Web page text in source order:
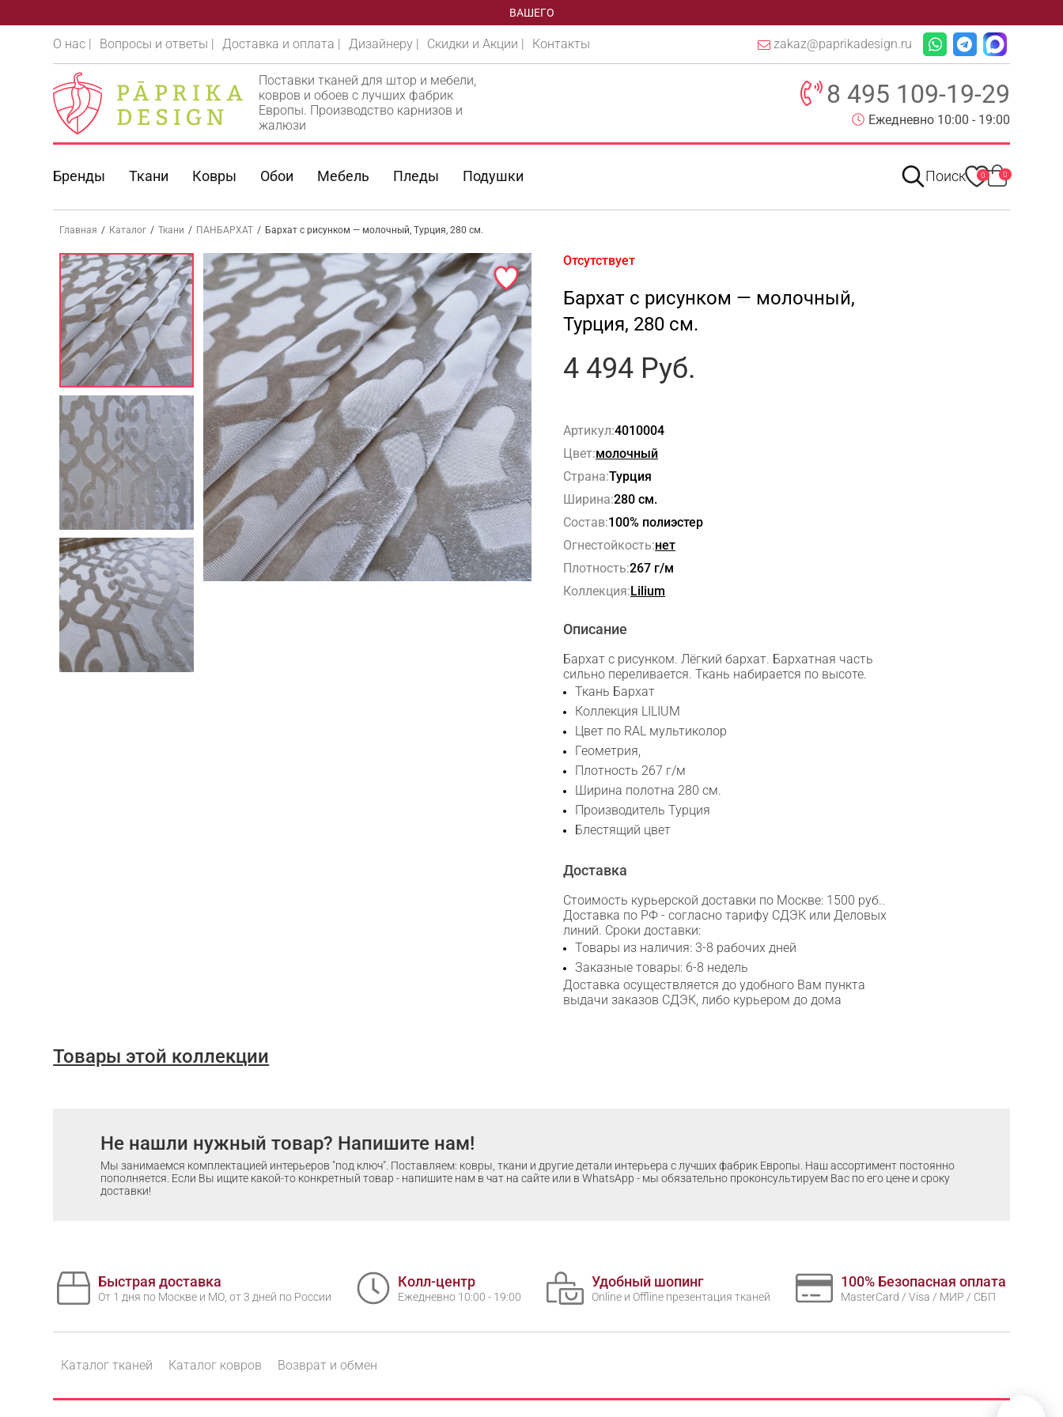
ВАШЕГО
О нас | Вопросы и ответы | Доставка и оплата | Дизайнеру | Скидки и Акции | Контакты zakaz@paprikadesign.ru
Поставки тканей для штор и мебели,
ковров и обоев с лучших фабрик
Европы. Производство карнизов и
жалюзи
8 495 109-19-29
Ежедневно 10:00 - 19:00
Бренды Ткани Ковры Обои Мебель Пледы Подушки Поиск 0 0
Главная / Каталог / Ткани / ПАНБАРХАТ / Бархат с рисунком — молочный, Турция, 280 см.
Отсутствует
Бархат с рисунком — молочный,
Турция, 280 см.
4 494 Руб.
Артикул:4010004
Цвет:молочный
Страна:Турция
Ширина:280 см.
Состав:100% полиэстер
Огнестойкость:нет
Плотность:267 г/м
Коллекция:Lilium
Описание
Бархат с рисунком. Лёгкий бархат. Бархатная часть
сильно переливается. Ткань набирается по высоте.
Ткань Бархат
Коллекция LILIUM
Цвет по RAL мультиколор
Геометрия,
Плотность 267 г/м
Ширина полотна 280 см.
Производитель Турция
Блестящий цвет
Доставка
Стоимость курьерской доставки по Москве: 1500 руб..
Доставка по РФ - согласно тарифу СДЭК или Деловых
линий. Сроки доставки:
Товары из наличия: 3-8 рабочих дней
Заказные товары: 6-8 недель
Доставка осуществляется до удобного Вам пункта
выдачи заказов СДЭК, либо курьером до дома
Товары этой коллекции
Не нашли нужный товар? Напишите нам!
Мы занимаемся комплектацией интерьеров "под ключ". Поставляем: ковры, ткани и другие детали интерьера с лучших фабрик Европы. Наш ассортимент постоянно
пополняется. Если Вы ищите какой-то конкретный товар - напишите нам в чат на сайте или в WhatsApp - мы обязательно проконсультируем Вас по его цене и сроку
доставки!
Быстрая доставка
От 1 дня по Москве и МО, от 3 дней по России
Колл-центр
Ежедневно 10:00 - 19:00
Удобный шопинг
Online и Offline презентация тканей
100% Безопасная оплата
MasterCard / Visa / МИР / СБП
Каталог тканей Каталог ковров Возврат и обмен
WhatsApp
Telegram